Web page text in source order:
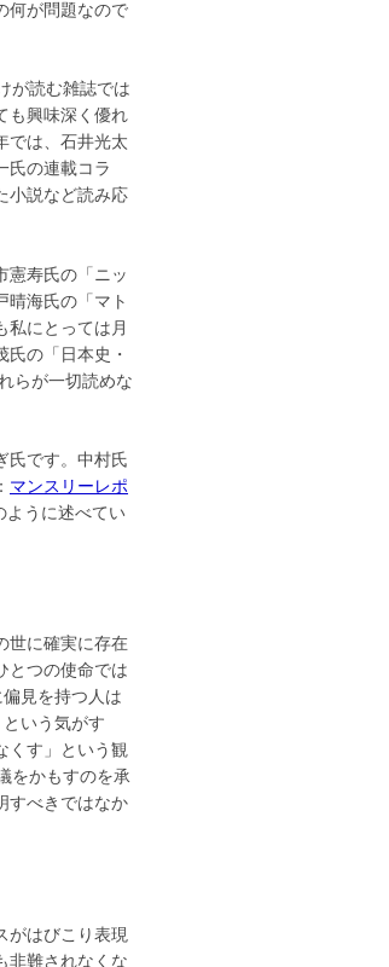
何が問題なので
が読む雑誌では
も興味深く優れ
では、石井光太
氏の連載コラ
小説など読み応
憲寿氏の「ニッ
晴海氏の「マト
私にとっては月
の「日本史・
らが一切読めな
氏です。中村氏
マンスリーレポ
ように述べてい
世に確実に存在
とつの使命では
見を持つ人は
いう気がす
くす」という観
をかもすのを承
すべきではなか
がはびこり表現
非難されなくな